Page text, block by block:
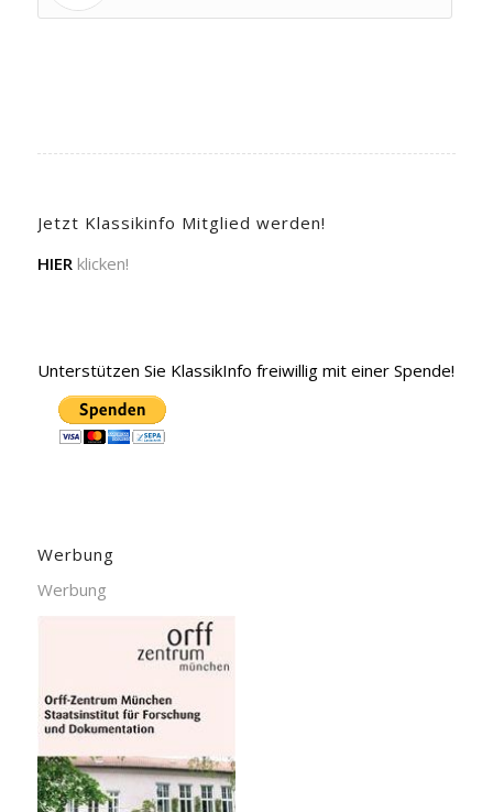
Jetzt Klassikinfo Mitglied werden!
HIER klicken!
Unterstützen Sie KlassikInfo freiwillig mit einer Spende!
Werbung
Werbung